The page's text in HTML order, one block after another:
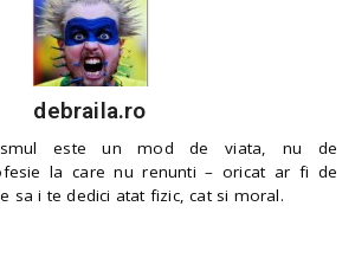
debraila.ro
este un mod de viata, nu de
la care nu renunti – oricat ar fi de
sa i te dedici atat fizic, cat si moral.